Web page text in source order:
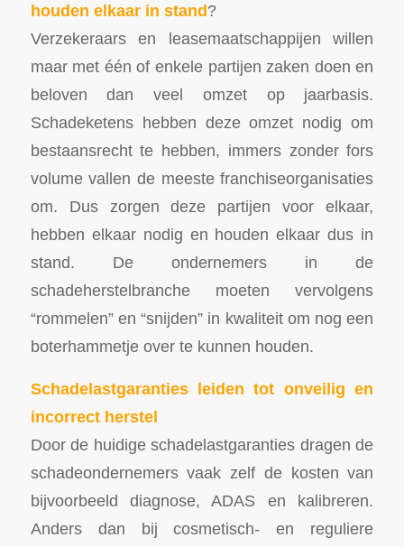
houden elkaar in stand?
Verzekeraars en leasemaatschappijen willen
maar met één of enkele partijen zaken doen en
beloven dan veel omzet op jaarbasis.
Schadeketens hebben deze omzet nodig om
bestaansrecht te hebben, immers zonder fors
volume vallen de meeste franchiseorganisaties
om. Dus zorgen deze partijen voor elkaar,
hebben elkaar nodig en houden elkaar dus in
stand. De ondernemers in de
schadeherstelbranche moeten vervolgens
“rommelen” en “snijden” in kwaliteit om nog een
boterhammetje over te kunnen houden.
Schadelastgaranties leiden tot onveilig en
incorrect herstel
Door de huidige schadelastgaranties dragen de
schadeondernemers vaak zelf de kosten van
bijvoorbeeld diagnose, ADAS en kalibreren.
Anders dan bij cosmetisch- en reguliere